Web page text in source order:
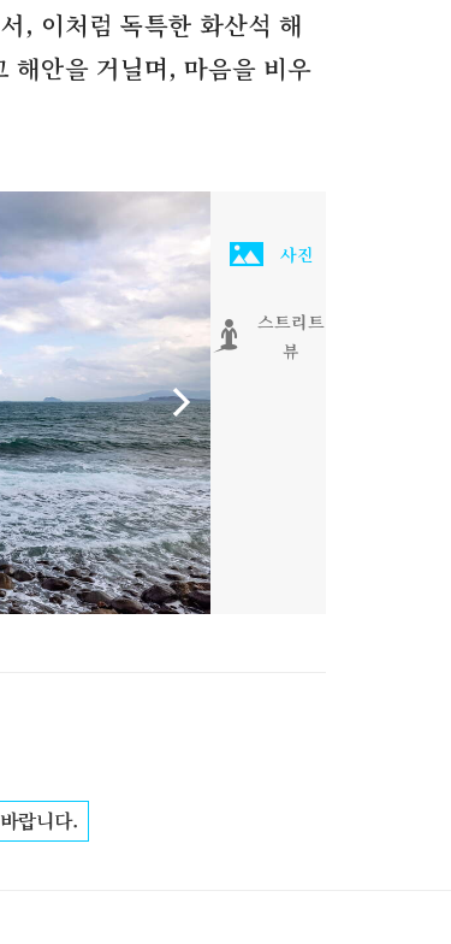
, 이처럼 독특한 화산석 해
해안을 거닐며, 마음을 비우
사진
스트리트
뷰
랍니다.